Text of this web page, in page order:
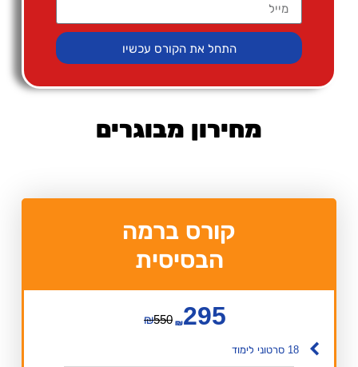
התחל את הקורס עכשיו
מחירון מבוגרים
קורס ברמה
הבסיסית
₪550 ₪295
18 סרטוני לימוד